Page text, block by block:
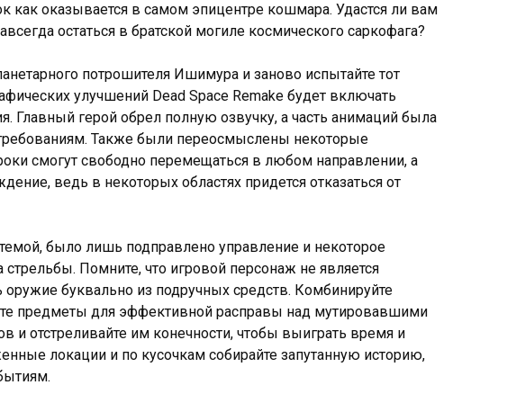
как оказывается в самом эпицентре кошмара. Удастся ли вам
остаться в братской могиле космического саркофага?
потрошителя Ишимура и заново испытайте тот
улучшений Dead Space Remake будет включать
Главный герой обрел полную озвучку, а часть анимаций была
Также были переосмыслены некоторые
смогут свободно перемещаться в любом направлении, а
ведь в некоторых областях придется отказаться от
было лишь подправлено управление и некоторое
Помните, что игровой персонаж не является
буквально из подручных средств. Комбинируйте
предметы для эффективной расправы над мутировавшими
и отстреливайте им конечности, чтобы выиграть время и
локации и по кусочкам собирайте запутанную историю,